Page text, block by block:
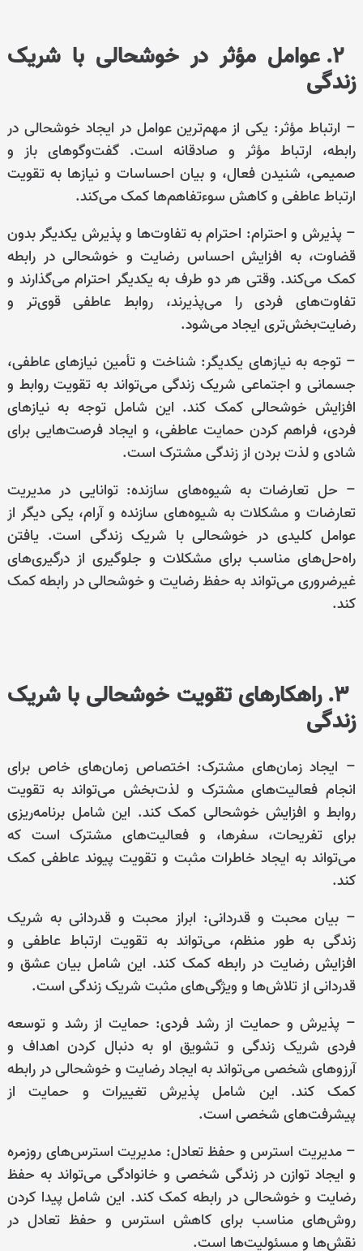
2. عوامل مؤثر در خوشحالی با شریک
زندگی
– ارتباط مؤثر: یکی از مهم‌ترین عوامل در ایجاد خوشحالی در
رابطه، ارتباط مؤثر و صادقانه است. گفت‌وگوهای باز و
صمیمی، شنیدن فعال، و بیان احساسات و نیازها به تقویت
ارتباط عاطفی و کاهش سوءتفاهم‌ها کمک می‌کند.
– پذیرش و احترام: احترام به تفاوت‌ها و پذیرش یکدیگر بدون
قضاوت، به افزایش احساس رضایت و خوشحالی در رابطه
کمک می‌کند. وقتی هر دو طرف به یکدیگر احترام می‌گذارند و
تفاوت‌های فردی را می‌پذیرند، روابط عاطفی قوی‌تر و
رضایت‌بخش‌تری ایجاد می‌شود.
– توجه به نیازهای یکدیگر: شناخت و تأمین نیازهای عاطفی،
جسمانی و اجتماعی شریک زندگی می‌تواند به تقویت روابط و
افزایش خوشحالی کمک کند. این شامل توجه به نیازهای
فردی، فراهم کردن حمایت عاطفی، و ایجاد فرصت‌هایی برای
شادی و لذت بردن از زندگی مشترک است.
– حل تعارضات به شیوه‌های سازنده: توانایی در مدیریت
تعارضات و مشکلات به شیوه‌های سازنده و آرام، یکی دیگر از
عوامل کلیدی در خوشحالی با شریک زندگی است. یافتن
راه‌حل‌های مناسب برای مشکلات و جلوگیری از درگیری‌های
غیرضروری می‌تواند به حفظ رضایت و خوشحالی در رابطه کمک
کند.
3. راهکارهای تقویت خوشحالی با شریک
زندگی
– ایجاد زمان‌های مشترک: اختصاص زمان‌های خاص برای
انجام فعالیت‌های مشترک و لذت‌بخش می‌تواند به تقویت
روابط و افزایش خوشحالی کمک کند. این شامل برنامه‌ریزی
برای تفریحات، سفرها، و فعالیت‌های مشترک است که
می‌تواند به ایجاد خاطرات مثبت و تقویت پیوند عاطفی کمک
کند.
– بیان محبت و قدردانی: ابراز محبت و قدردانی به شریک
زندگی به طور منظم، می‌تواند به تقویت ارتباط عاطفی و
افزایش رضایت در رابطه کمک کند. این شامل بیان عشق و
قدردانی از تلاش‌ها و ویژگی‌های مثبت شریک زندگی است.
– پذیرش و حمایت از رشد فردی: حمایت از رشد و توسعه
فردی شریک زندگی و تشویق او به دنبال کردن اهداف و
آرزوهای شخصی می‌تواند به ایجاد رضایت و خوشحالی در رابطه
کمک کند. این شامل پذیرش تغییرات و حمایت از
پیشرفت‌های شخصی است.
– مدیریت استرس و حفظ تعادل: مدیریت استرس‌های روزمره
و ایجاد توازن در زندگی شخصی و خانوادگی می‌تواند به حفظ
رضایت و خوشحالی در رابطه کمک کند. این شامل پیدا کردن
روش‌های مناسب برای کاهش استرس و حفظ تعادل در
نقش‌ها و مسئولیت‌ها است.